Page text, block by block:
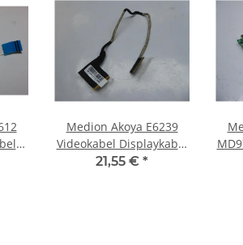
Medion Akoya E6239
Videokabel Displaykabel
142201JW000 #4021
21,55 € *